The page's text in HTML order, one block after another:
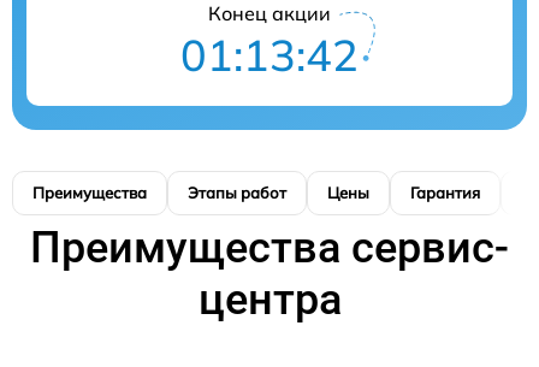
Конец акции
01:13:41
Преимущества Этапы работ Цены Гарантия
Преимущества сервис-
центра